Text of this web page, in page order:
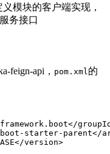
模块的客户端实现，
务接口
feign-api， pom.xml的
</
starter-parent</
</version>